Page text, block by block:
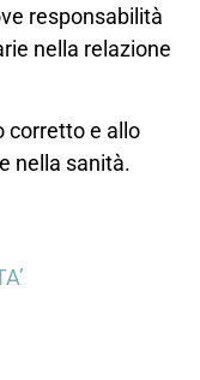
responsabilità
nella relazione
corretto e allo
nella sanità.